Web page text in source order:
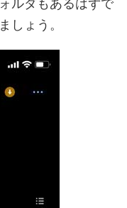
ルダもあるはずで
しょう。